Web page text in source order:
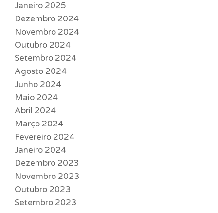
Janeiro 2025
Dezembro 2024
Novembro 2024
Outubro 2024
Setembro 2024
Agosto 2024
Junho 2024
Maio 2024
Abril 2024
Março 2024
Fevereiro 2024
Janeiro 2024
Dezembro 2023
Novembro 2023
Outubro 2023
Setembro 2023